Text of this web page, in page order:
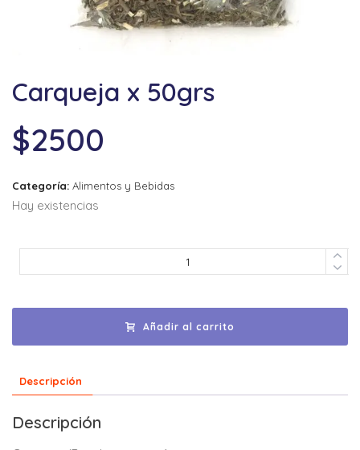
Carqueja x 50grs
$2500
Categoría: Alimentos y Bebidas
Hay existencias
Añadir al carrito
Descripción
Descripción